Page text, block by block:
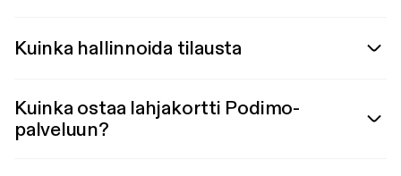
Kuinka hallinnoida tilausta
Kuinka ostaa lahjakortti Podimo-
palveluun?